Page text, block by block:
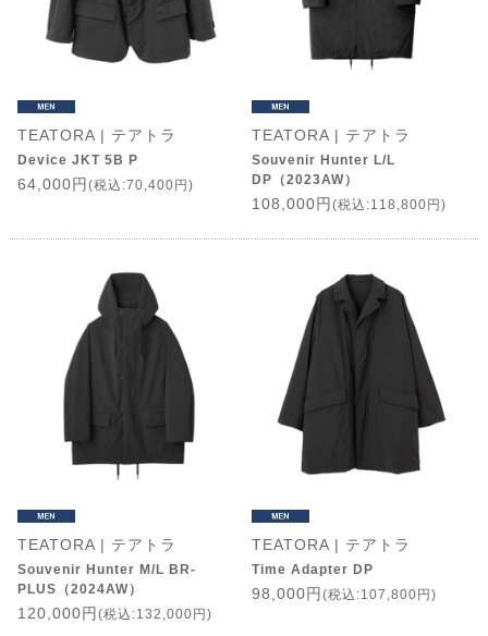
TEATORA | テアトラ
Device JKT 5B P
64,000円 (税込:70,400円)
TEATORA | テアトラ
Souvenir Hunter L/L
DP（2023AW）
108,000円 (税込:118,800円)
TEATORA | テアトラ
Souvenir Hunter M/L BR-
PLUS（2024AW）
120,000円 (税込:132,000円)
TEATORA | テアトラ
Time Adapter DP
98,000円 (税込:107,800円)